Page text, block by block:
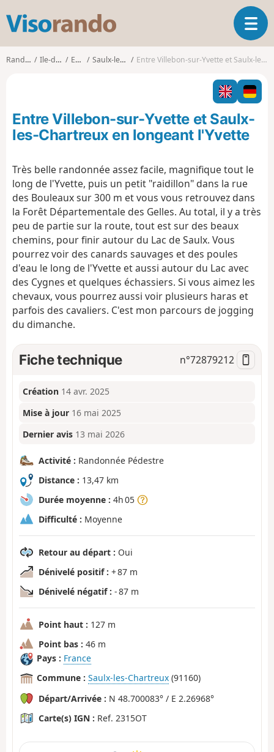
s
o
o
O
u
i
r
l
a
i
a
t
Randonnées Ile-de-France Essonne Saulx-les-Chartreux Entre Villebon-sur-Yvette et Saulx-les-Chartreux en longeant l'Yvette
Entre Villebon-sur-Yvette et Saulx-
les-Chartreux en longeant l'Yvette
Très belle randonnée assez facile, magnifique tout le
long de l'Yvette, puis un petit "raidillon" dans la rue
des Bouleaux sur 300 m et vous vous retrouvez dans
la Forêt Départementale des Gelles. Au total, il y a très
peu de partie sur la route, tout est sur des beaux
chemins, pour finir autour du Lac de Saulx. Vous
pourrez voir des canards sauvages et des poules
d'eau le long de l'Yvette et aussi autour du Lac avec
des Cygnes et quelques échassiers. Si vous aimez les
chevaux, vous pourrez aussi voir plusieurs haras et
parfois des cavaliers. C'est mon parcours de jogging
du dimanche.
Fiche technique n°72879212
Création 14 avr. 2025
Mise à jour 16 mai 2025
Dernier avis 13 mai 2026
Activité : Randonnée Pédestre
Distance : 13,47 km
Durée moyenne : 4h 05
Difficulté : Moyenne
Retour au départ : Oui
Dénivelé positif : + 87 m
Dénivelé négatif : - 87 m
Point haut : 127 m
Point bas : 46 m
Pays : France
Commune : Saulx-les-Chartreux (91160)
Départ/Arrivée : N 48.700083° / E 2.26968°
Carte(s) IGN : Ref. 2315OT